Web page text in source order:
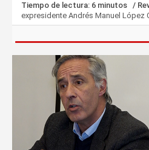
Tiempo de lectura: 6 minutos /
expresidente Andrés Manuel López